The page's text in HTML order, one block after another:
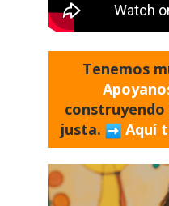
Tenemos
construyendo
justa.
Aquí